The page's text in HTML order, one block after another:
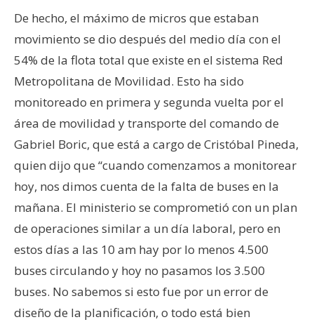
De hecho, el máximo de micros que estaban
movimiento se dio después del medio día con el
54% de la flota total que existe en el sistema Red
Metropolitana de Movilidad. Esto ha sido
monitoreado en primera y segunda vuelta por el
área de movilidad y transporte del comando de
Gabriel Boric, que está a cargo de Cristóbal Pineda,
quien dijo que “cuando comenzamos a monitorear
hoy, nos dimos cuenta de la falta de buses en la
mañana. El ministerio se comprometió con un plan
de operaciones similar a un día laboral, pero en
estos días a las 10 am hay por lo menos 4.500
buses circulando y hoy no pasamos los 3.500
buses. No sabemos si esto fue por un error de
diseño de la planificación, o todo está bien